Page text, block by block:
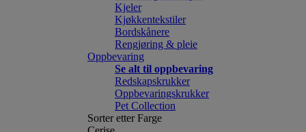
Kjeler
Kjøkkentekstiler
Bordskånere
Rengjøring & pleie
Oppbevaring
Se alt til oppbevaring
Redskapskrukker
Oppbevaringskrukker
Pet Collection
Sorter etter Farge